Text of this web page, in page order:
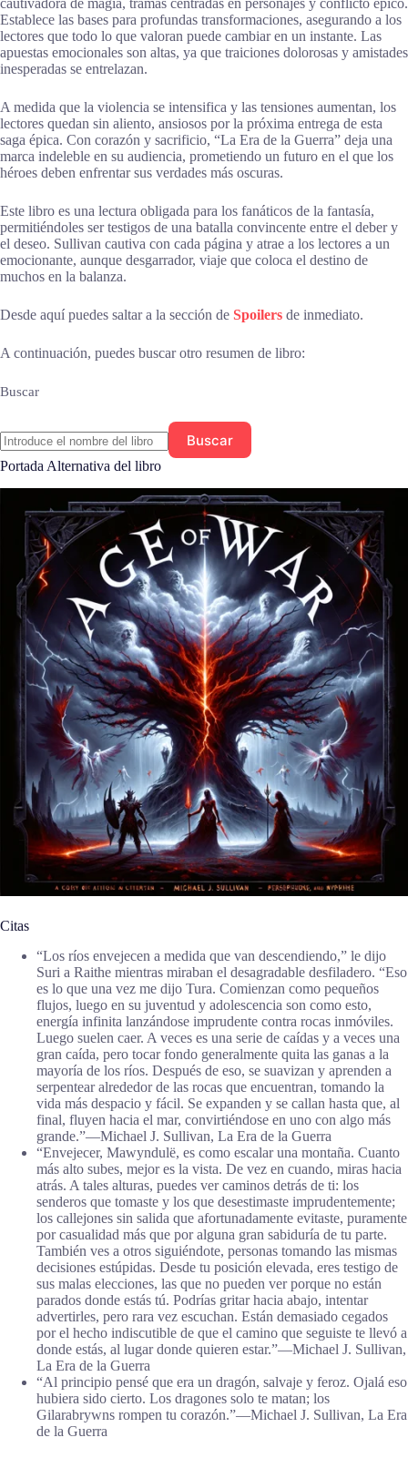
cautivadora de magia, tramas centradas en personajes y conflicto épico.
Establece las bases para profundas transformaciones, asegurando a los
lectores que todo lo que valoran puede cambiar en un instante. Las
apuestas emocionales son altas, ya que traiciones dolorosas y amistades
inesperadas se entrelazan.
A medida que la violencia se intensifica y las tensiones aumentan, los
lectores quedan sin aliento, ansiosos por la próxima entrega de esta
saga épica. Con corazón y sacrificio, “La Era de la Guerra” deja una
marca indeleble en su audiencia, prometiendo un futuro en el que los
héroes deben enfrentar sus verdades más oscuras.
Este libro es una lectura obligada para los fanáticos de la fantasía,
permitiéndoles ser testigos de una batalla convincente entre el deber y
el deseo. Sullivan cautiva con cada página y atrae a los lectores a un
emocionante, aunque desgarrador, viaje que coloca el destino de
muchos en la balanza.
Desde aquí puedes saltar a la sección de Spoilers de inmediato.
A continuación, puedes buscar otro resumen de libro:
Buscar
Buscar
Portada Alternativa del libro
Citas
“Los ríos envejecen a medida que van descendiendo,” le dijo
Suri a Raithe mientras miraban el desagradable desfiladero. “Eso
es lo que una vez me dijo Tura. Comienzan como pequeños
flujos, luego en su juventud y adolescencia son como esto,
energía infinita lanzándose imprudente contra rocas inmóviles.
Luego suelen caer. A veces es una serie de caídas y a veces una
gran caída, pero tocar fondo generalmente quita las ganas a la
mayoría de los ríos. Después de eso, se suavizan y aprenden a
serpentear alrededor de las rocas que encuentran, tomando la
vida más despacio y fácil. Se expanden y se callan hasta que, al
final, fluyen hacia el mar, convirtiéndose en uno con algo más
grande.”―Michael J. Sullivan, La Era de la Guerra
“Envejecer, Mawyndulë, es como escalar una montaña. Cuanto
más alto subes, mejor es la vista. De vez en cuando, miras hacia
atrás. A tales alturas, puedes ver caminos detrás de ti: los
senderos que tomaste y los que desestimaste imprudentemente;
los callejones sin salida que afortunadamente evitaste, puramente
por casualidad más que por alguna gran sabiduría de tu parte.
También ves a otros siguiéndote, personas tomando las mismas
decisiones estúpidas. Desde tu posición elevada, eres testigo de
sus malas elecciones, las que no pueden ver porque no están
parados donde estás tú. Podrías gritar hacia abajo, intentar
advertirles, pero rara vez escuchan. Están demasiado cegados
por el hecho indiscutible de que el camino que seguiste te llevó a
donde estás, al lugar donde quieren estar.”―Michael J. Sullivan,
La Era de la Guerra
“Al principio pensé que era un dragón, salvaje y feroz. Ojalá eso
hubiera sido cierto. Los dragones solo te matan; los
Gilarabrywns rompen tu corazón.”―Michael J. Sullivan, La Era
de la Guerra